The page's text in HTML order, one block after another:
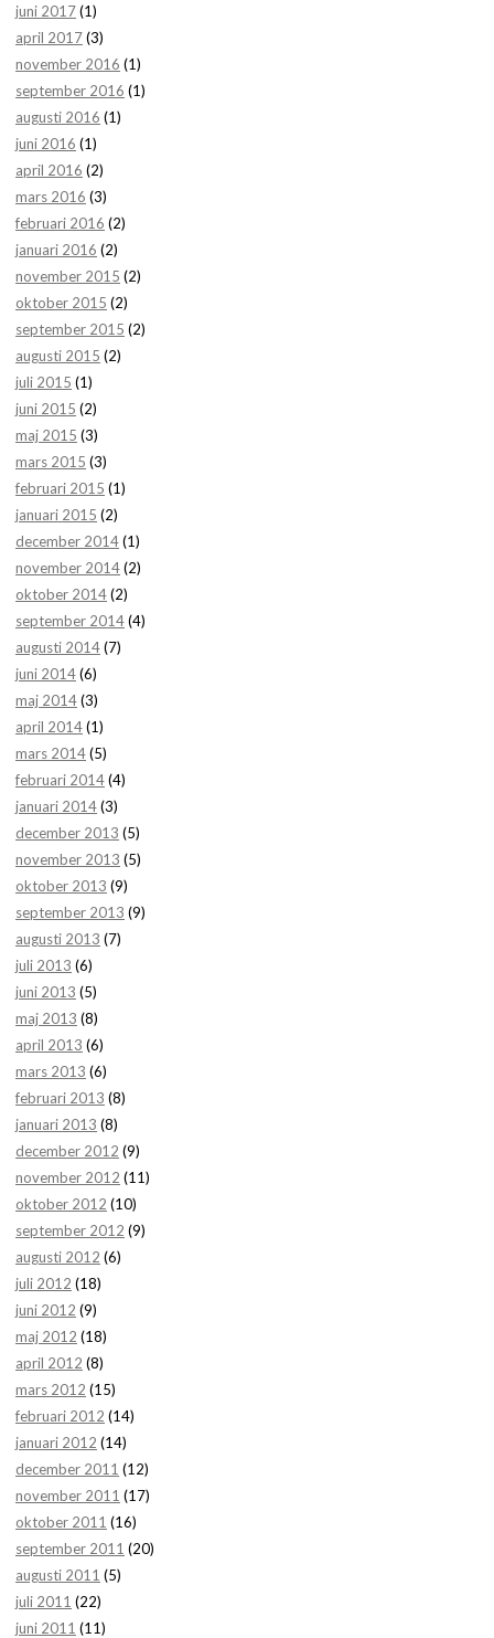
juni 2017(1)
april 2017(3)
november 2016 (1)
september 2016 (1)
augusti 2016 (1)
juni 2016 (1)
april 2016 (2)
mars 2016 (3)
februari 2016 (2)
januari 2016 (2)
november 2015 (2)
oktober 2015 (2)
september 2015 (2)
augusti 2015 (2)
juli 2015 (1)
juni 2015 (2)
maj 2015 (3)
mars 2015 (3)
februari 2015 (1)
januari 2015 (2)
december 2014(1)
november 2014(2)
oktober 2014(2)
september 2014(4)
augusti 2014(7)
juni 2014(6)
maj 2014(3)
april 2014(1)
mars 2014(5)
februari 2014(4)
januari 2014(3)
december 2013 (5)
november 2013 (5)
oktober 2013 (9)
september 2013 (9)
augusti 2013 (7)
juli 2013 (6)
juni 2013 (5)
maj 2013 (8)
april 2013 (6)
mars 2013 (6)
februari 2013 (8)
januari 2013 (8)
december 2012 (9)
november 2012 (11)
oktober 2012 (10)
september 2012 (9)
augusti 2012 (6)
juli 2012 (18)
juni 2012 (9)
maj 2012 (18)
april 2012 (8)
mars 2012 (15)
februari 2012 (14)
januari 2012 (14)
december 2011 (12)
november 2011 (17)
oktober 2011 (16)
september 2011 (20)
augusti 2011 (5)
juli 2011 (22)
juni 2011 (11)